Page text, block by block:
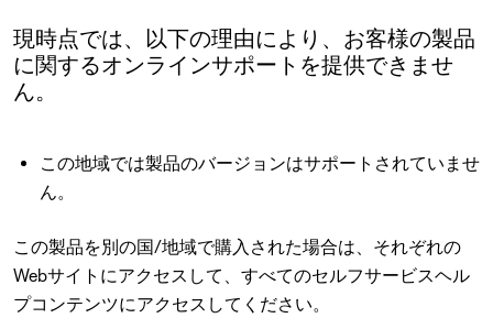
現時点では、以下の理由により、お客様の製品
に関するオンラインサポートを提供できませ
ん。
この地域では製品のバージョンはサポートされていませ
ん。
この製品を別の国/地域で購入された場合は、それぞれの
Webサイトにアクセスして、すべてのセルフサービスヘル
プコンテンツにアクセスしてください。